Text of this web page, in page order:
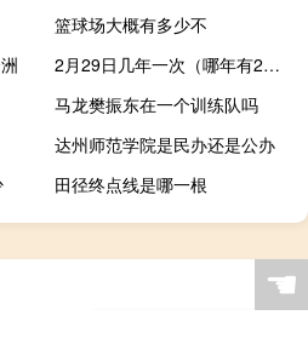
篮球场大概有多少不
2月29日几年一次（哪年有2月29日）
马龙樊振东在一个训练队吗
达州师范学院是民办还是公办
田径终点线是哪一根
☚